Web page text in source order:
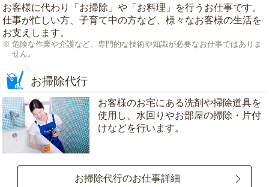
お客様に代わり「 お掃除 」や「 お料理 」を行うお仕事です。
仕事が忙しい方、子育て中の方など、様々なお客様の生活を
お支えします。
危険な作業や介護など、専門的な技術や知識が必要なお仕事ではありま
せん。
お掃除代行
お客様のお宅にある洗剤や掃除道具を
使用し、水回りやお部屋の掃除・片付
けなどを行います。
お掃除代行のお仕事詳細